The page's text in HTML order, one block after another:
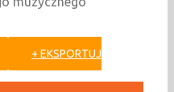
+ EKSPORTUJ